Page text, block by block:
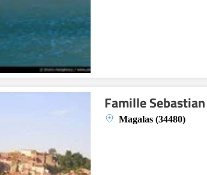
Famille Sebastian
Magalas (34480)